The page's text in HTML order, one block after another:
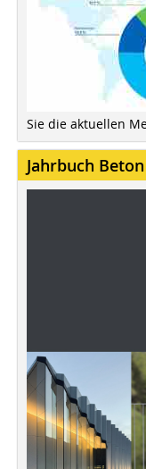
Sie die aktuellen
Jahrbuch